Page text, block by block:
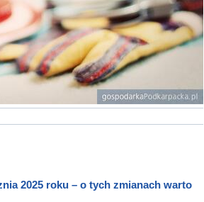
2025 roku – o tych zmianach warto